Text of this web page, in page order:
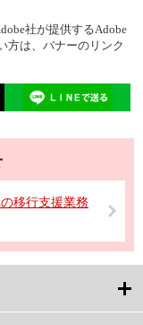
移行支援業務
社が提供するAdobe
方は、バナーのリンク